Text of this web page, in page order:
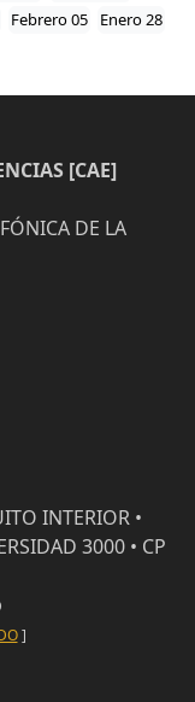
Febrero 05
Enero 28
[CAE]
DE LA
INTERIOR •
3000 • CP
]